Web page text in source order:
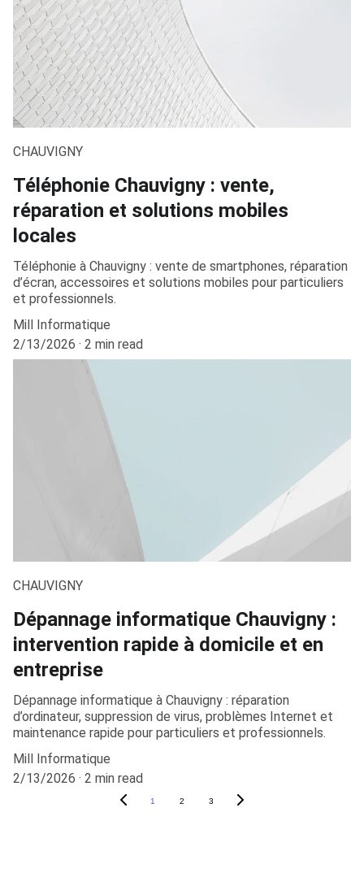
CHAUVIGNY
Téléphonie Chauvigny : vente,
réparation et solutions mobiles
locales
Téléphonie à Chauvigny : vente de smartphones, réparation
d’écran, accessoires et solutions mobiles pour particuliers
et professionnels.
Mill Informatique
2/13/2026
2 min read
CHAUVIGNY
Dépannage informatique Chauvigny :
intervention rapide à domicile et en
entreprise
Dépannage informatique à Chauvigny : réparation
d’ordinateur, suppression de virus, problèmes Internet et
maintenance rapide pour particuliers et professionnels.
Mill Informatique
2/13/2026
2 min read
1 2 3